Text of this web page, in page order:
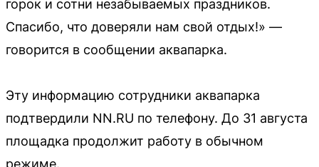
горок и сотни незабываемых праздников.
Спасибо, что доверяли нам свой отдых!» —
говорится в сообщении аквапарка.
Эту информацию сотрудники аквапарка
подтвердили NN.RU по телефону. До 31 августа
площадка продолжит работу в обычном
режиме.